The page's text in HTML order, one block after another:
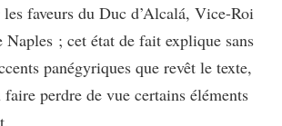
les faveurs du Duc d’Alcalá, Vice-Roi
Naples ; cet état de fait explique sans
panégyriques que revêt le texte,
perdre de vue certains éléments